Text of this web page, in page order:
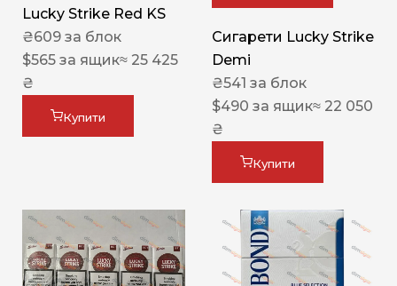
Lucky Strike Red KS
₴609 за блок
$565 за ящик≈ 25 425
₴
Купити
Сигарети Lucky Strike
Demi
₴541 за блок
$490 за ящик≈ 22 050
₴
Купити